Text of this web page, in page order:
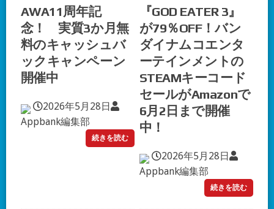
AWA11周年記
念！ 実質3か月無
料のキャッシュバ
ックキャンペーン
開催中
2026年5月28日
Appbank編集部
続きを読む
『GOD EATER 3』
が79％OFF！バン
ダイナムコエンタ
ーテインメントの
STEAMキーコード
セールがAmazonで
6月2日まで開催
中！
2026年5月28日
Appbank編集部
続きを読む